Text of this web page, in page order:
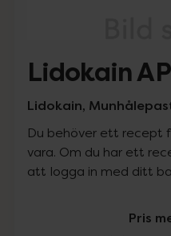
Lidokain
Lidokain,
Du behöver ett recept
vara. Om du har ett
att logga in med ditt
Pris